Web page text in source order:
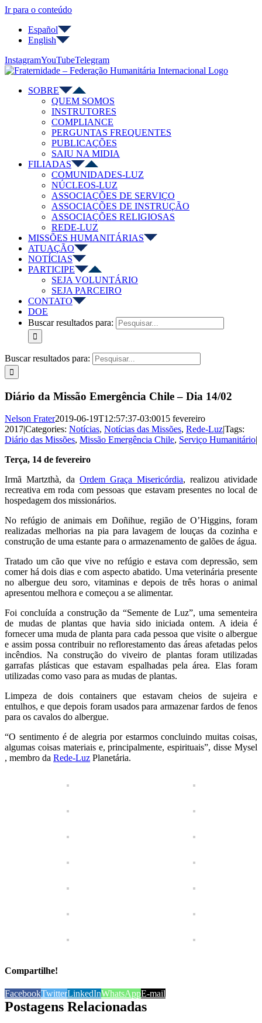
Ir para o conteúdo
Español
English
InstagramYouTubeTelegram
SOBRE
QUEM SOMOS
INSTRUTORES
COMPLIANCE
PERGUNTAS FREQUENTES
PUBLICAÇÕES
SAIU NA MIDIA
FILIADAS
COMUNIDADES-LUZ
NÚCLEOS-LUZ
ASSOCIAÇÕES DE SERVIÇO
ASSOCIAÇÕES DE INSTRUÇÃO
ASSOCIAÇÕES RELIGIOSAS
REDE-LUZ
MISSÕES HUMANITÁRIAS
ATUAÇÃO
NOTÍCIAS
PARTICIPE
SEJA VOLUNTÁRIO
SEJA PARCEIRO
CONTATO
DOE
Buscar resultados para:
Buscar resultados para:
Diário da Missão Emergência Chile – Dia 14/02
Nelson Frater2019-06-19T12:57:37-03:0015 fevereiro
2017|Categories: Notícias, Notícias das Missões, Rede-Luz|Tags:
Diário das Missões, Missão Emergência Chile, Serviço Humanitário|
Terça, 14 de fevereiro
Irmã Martzthà, da Ordem Graça Misericórdia, realizou atividade
recreativa em roda com pessoas que estavam presentes no local de
hospedagem dos missionários.
No refúgio de animais em Doñihue, região de O’Higgins, foram
realizadas melhorias na pia para lavagem de louças da cozinha e
construção de uma estante para o armazenamento de galões de água.
Tratado um cão que vive no refúgio e estava com depressão, sem
comer há dois dias e com aspecto abatido. Uma veterinária presente
no albergue deu soro, vitaminas e depois de três horas o animal
apresentou melhora e começou a se alimentar.
Foi concluída a construção da “Semente de Luz”, uma sementeira
de mudas de plantas que havia sido iniciada ontem. A ideia é
fornecer uma muda de planta para cada pessoa que visite o albergue
e assim possa contribuir no reflorestamento das áreas afetadas pelos
incêndios. Na construção do viveiro de plantas foram utilizadas
garrafas plásticas que estavam espalhadas pela área. Elas foram
utilizadas como vaso para as mudas de plantas.
Limpeza de dois containers que estavam cheios de sujeira e
entulhos, e que depois foram usados para armazenar fardos de fenos
para os cavalos do albergue.
“O sentimento é de alegria por estarmos concluindo muitas coisas,
algumas coisas materiais e, principalmente, espirituais”, disse Mysel
, membro da Rede-Luz Planetária.
Compartilhe!
FacebookTwitterLinkedInWhatsAppE-mail
Postagens Relacionadas